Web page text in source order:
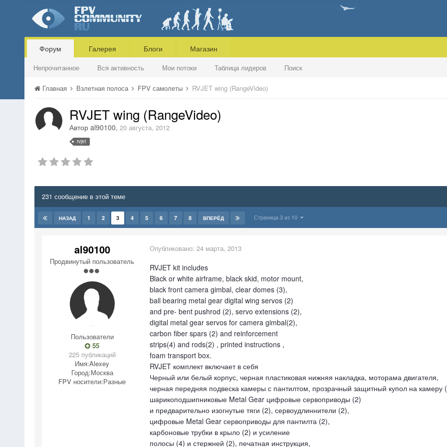
Форум
Непрочитанное Вся активность Мои потоки Таблица лидеров Поиск
Галерея Блоги Магазин
Главная Взлетная полоса FPV самолеты RVJET wing (RangeVideo)
RVJET wing (RangeVideo)
Автор al90100, 20 августа, 2012
rvjet
231 сообщение в этой теме
НАЗАД 1 2 3 4 5 6 7 8 ВПЕРЁД Страница 3 из 10
al90100
Продвинутый пользователь
Пользователи
55
225 публикаций
Имя:Alexey
Город:Москва
FPV носители:Разные
Опубликовано: 24 марта, 2013
RVJET kit includes
Black or white airframe, black skid, motor mount,
black front camera gimbal, clear domes (3),
ball bearing metal gear digital wing servos (2)
and pre- bent pushrod (2), servo extensions (2),
digital metal gear servos for camera gimbal(2),
carbon fiber spars (2) and reinforcement
strips(4) and rods(2) , printed instructions ,
foam transport box.
RVJET комплект включает в себя
Черный или белый корпус, черная пластиковая нижняя накладка, моторама двигателя,
черная передняя подвеска камеры с пантилтом, прозрачный защитный купол на камеру
шарикоподшипниковые Metal Gear цифровые сервоприводы (2)
и предварительно изогнутые тяги (2), сервоудлиннители (2),
цифровые Metal Gear сервоприводы для пантилта (2),
карбоновые трубки в крыло (2) и усиление
полосы (4) и стержней (2), печатная инструкция,